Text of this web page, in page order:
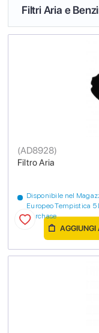
Filtri Aria e
Filtro Aria
(AD8928)
Disponibile nel
Europeo Tempistica 5
purchase
AGGIUNGI